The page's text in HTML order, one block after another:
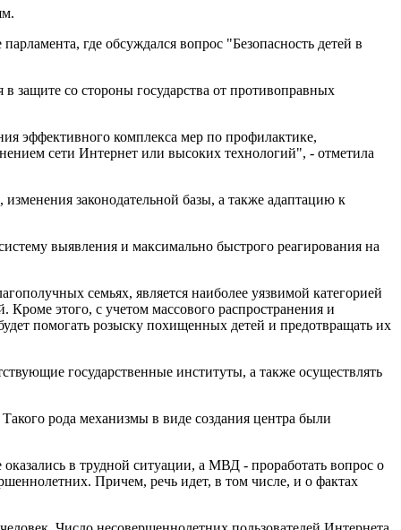
где обсуждался вопрос "Безопасность детей в
защите со стороны государства от противоправных
эффективного комплекса мер по профилактике,
сети Интернет или высоких технологий", - отметила
законодательной базы, а также адаптацию к
выявления и максимально быстрого реагирования на
семьях, является наиболее уязвимой категорией
этого, с учетом массового распространения и
помогать розыску похищенных детей и предотвращать их
государственные институты, а также осуществлять
рода механизмы в виде создания центра были
в трудной ситуации, а МВД - проработать вопрос о
Причем, речь идет, в том числе, и о фактах